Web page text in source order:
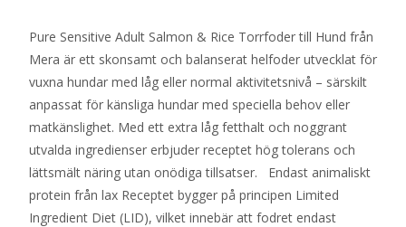
Pure Sensitive Adult Salmon & Rice Torrfoder till Hund från
Mera är ett skonsamt och balanserat helfoder utvecklat för
vuxna hundar med låg eller normal aktivitetsnivå – särskilt
anpassat för känsliga hundar med speciella behov eller
matkänslighet. Med ett extra låg fetthalt och noggrant
utvalda ingredienser erbjuder receptet hög tolerans och
lättsmält näring utan onödiga tillsatser. Endast animaliskt
protein från lax Receptet bygger på principen Limited
Ingredient Diet (LID), vilket innebär att fodret endast